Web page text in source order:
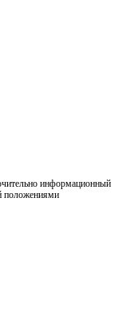
информационный
положениями